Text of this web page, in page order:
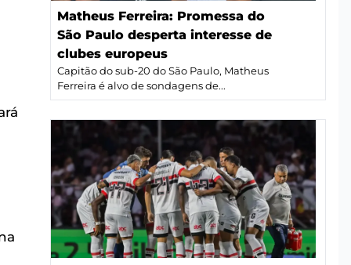
Matheus Ferreira: Promessa do
São Paulo desperta interesse de
clubes europeus
Capitão do sub-20 do São Paulo, Matheus
Ferreira é alvo de sondagens de...